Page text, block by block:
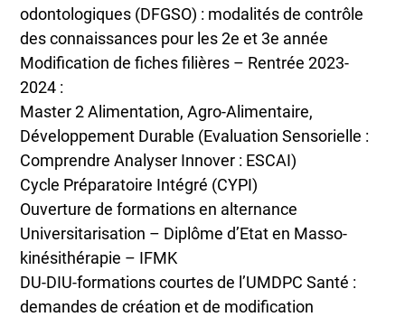
odontologiques (DFGSO) : modalités de contrôle
des connaissances pour les 2e et 3e année
Modification de fiches filières – Rentrée 2023-
2024 :
Master 2 Alimentation, Agro-Alimentaire,
Développement Durable (Evaluation Sensorielle :
Comprendre Analyser Innover : ESCAI)
Cycle Préparatoire Intégré (CYPI)
Ouverture de formations en alternance
Universitarisation – Diplôme d’Etat en Masso-
kinésithérapie – IFMK
DU-DIU-formations courtes de l’UMDPC Santé :
demandes de création et de modification